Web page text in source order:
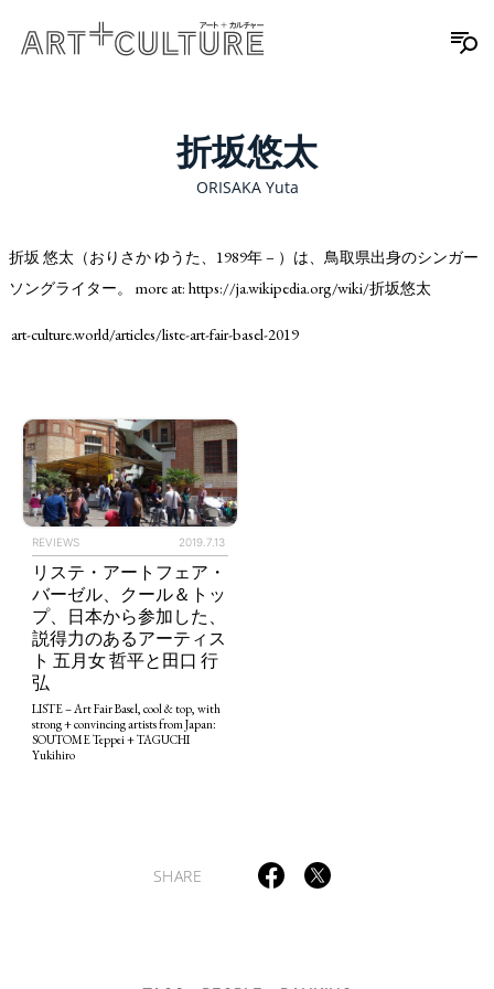
TAGS PEOPLE
折坂悠太
ORISAKA Yuta
折坂 悠太（おりさか ゆうた、1989年 – ）は、鳥取県出身のシンガー
ソングライター。 more at: https://ja.wikipedia.org/wiki/折坂悠太
art-culture.world/articles/liste-art-fair-basel-2019
REVIEWS 2019.7.13
リステ・アートフェア・
バーゼル、クール＆トッ
プ、日本から参加した、
説得力のあるアーティス
ト 五月女 哲平と田口 行
弘
LISTE – Art Fair Basel, cool & top, with
strong + convincing artists from Japan:
SOUTOME Teppei + TAGUCHI
Yukihiro
SHARE